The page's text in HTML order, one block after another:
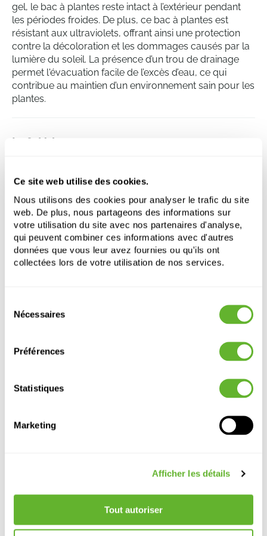
Ce site web utilise des cookies.
Nous utilisons des cookies pour analyser le trafic du site
web. De plus, nous partageons des informations sur
votre utilisation du site avec nos partenaires d'analyse,
qui peuvent combiner ces informations avec d'autres
données que vous leur avez fournies ou qu'ils ont
collectées lors de votre utilisation de nos services.
Nécessaires
Préférences
Statistiques
Marketing
Afficher les détails
Tout autoriser
gel, le bac à plantes reste intact à l’extérieur pendant
les périodes froides. De plus, ce bac à plantes est
résistant aux ultraviolets, offrant ainsi une protection
contre la décoloration et les dommages causés par la
lumière du soleil. La présence d’un trou de drainage
permet l'évacuation facile de l’excès d’eau, ce qui
contribue au maintien d’un environnement sain pour les
plantes.
Loft Urban
Hauteur:
56
Diametre:
42
Ouverture:
40
Loft Urban
6ELHUA420
Terra Cotta
Pot De Fleur
6TDBA4045
Terra
Cotta
Pot De
Fleur Haut
Aria